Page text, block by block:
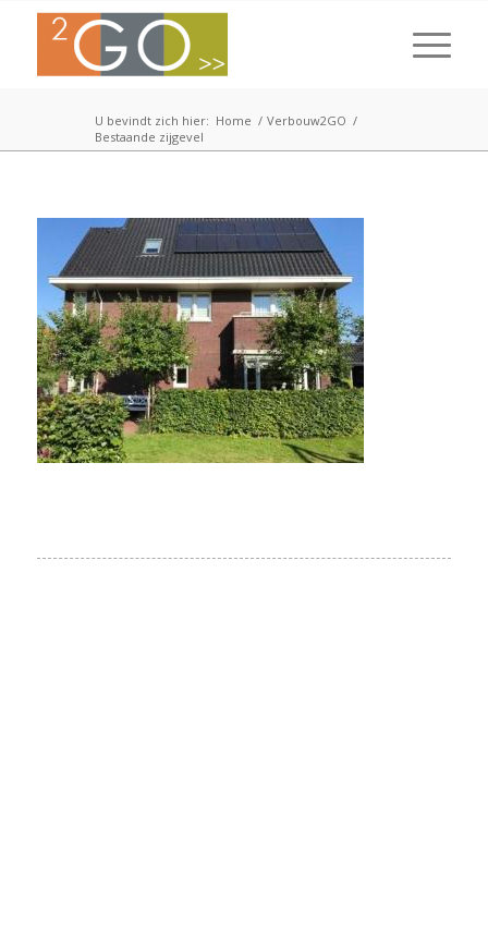
U bevindt zich hier: Home / Verbouw2GO /
Bestaande zijgevel